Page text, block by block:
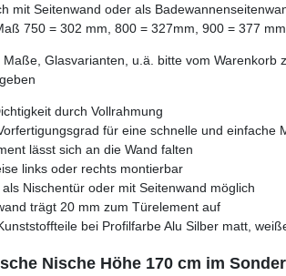
mit Seitenwand oder als
750 = 302 mm, 800 = 327mm, 900 = 377
Maße, Glasvarianten, u.ä. bitte vom Warenkorb
durch Vollrahmung
für eine schnelle und einfache
lässt sich an die Wand falten
links oder rechts montierbar
als Nischentür oder mit Seitenwand möglich
trägt 20 mm zum Türelement auf
bei Profilfarbe Alu Silber matt,
Nische Höhe 170 cm im